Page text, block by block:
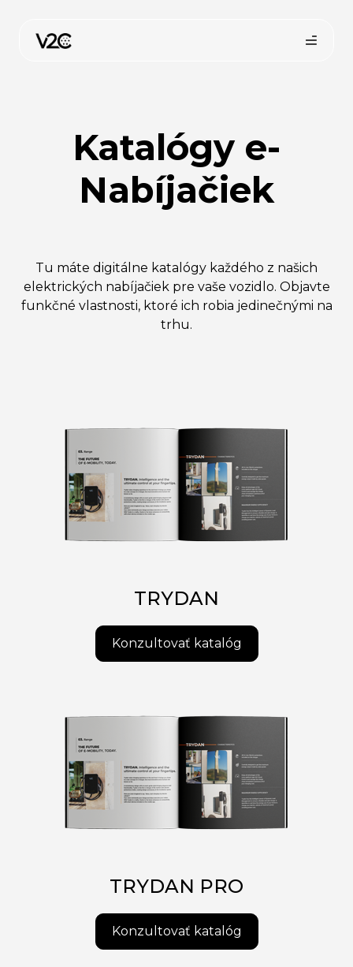
Katalógy e-
Nabíjačiek
Tu máte digitálne katalógy každého z našich
elektrických nabíjačiek pre vaše vozidlo. Objavte
funkčné vlastnosti, ktoré ich robia jedinečnými na
trhu.
TRYDAN
Konzultovať katalóg
TRYDAN PRO
Konzultovať katalóg